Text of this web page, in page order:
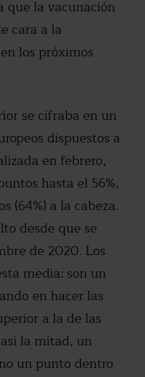
que la vacunación
cara a la
los próximos
se cifraba en un
dispuestos a
en febrero,
hasta el 56%,
(64%) a la cabeza.
desde que se
de 2020. Los
media: son un
en hacer las
a la de las
la mitad, un
un punto dentro